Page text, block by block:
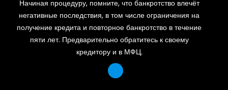
Начиная процедуру, помните, что банкротство влечёт
негативные последствия, в том числе ограничения на
получение кредита и повторное банкротство в течение
пяти лет. Предварительно обратитесь к своему
кредитору и в МФЦ.